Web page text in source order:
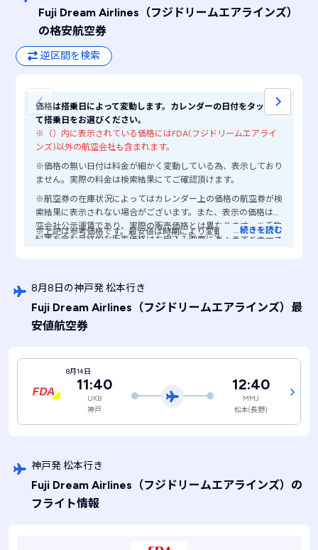
Fuji Dream Airlines （フジドリームエアラインズ）
の格安航空券
逆区間を検索
価格は搭乗日によって変動します。カレンダーの日付をタップし
て搭乗日をお選びください。
※（）内に表示されている価格にはFDA(フジドリームエアライ
ンズ)以外の航空会社も含まれます。
※価格の無い日付は料金が細かく変動している為、表示しており
ません。実際の料金は検索結果にてご確認頂けます。
※航空券の在庫状況によってはカレンダー上の価格の航空券が検
索結果に表示されない場合がございます。また、表示の価格は航
空会社公示運賃であり、実際の販売価格とは異なります。※手数
料等を含む最終的な販売価格はお申込み画面に進みますと表示さ
※上記は参考価格です。最安値は時期により変動します。
…続きを読む
8月8日の神戸発 松本行き
Fuji Dream Airlines （フジドリームエアラインズ） 最
安値航空券
8月14日
11:40
UKB
神戸
12:40
MMJ
松本(長野)
神戸発 松本行き
Fuji Dream Airlines （フジドリームエアラインズ） の
フライト情報